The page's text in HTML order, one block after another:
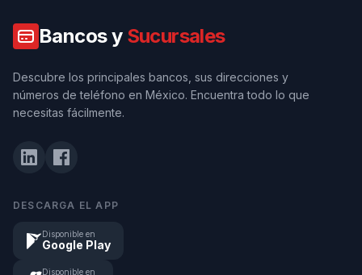
Bancos y Sucursales
Descubre los principales bancos, sus direcciones y
números de teléfono en México. Encuentra todo lo que
necesitas fácilmente.
DESCARGA EL APP
Disponible en
Google Play
Disponible en